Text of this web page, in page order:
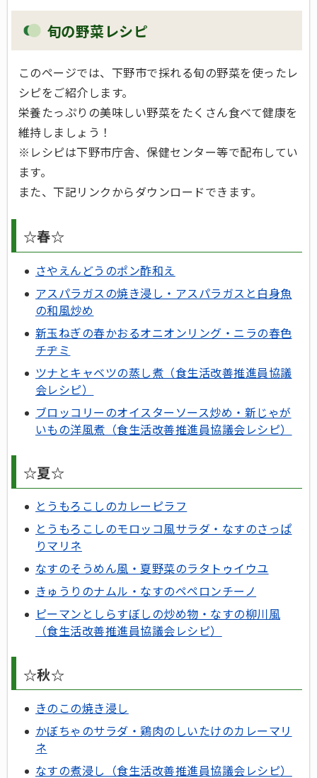
旬の野菜レシピ
このページでは、下野市で採れる旬の野菜を使ったレ
シピをご紹介します。
栄養たっぷりの美味しい野菜をたくさん食べて健康を
維持しましょう！
※レシピは下野市庁舎、保健センター等で配布してい
ます。
また、下記リンクからダウンロードできます。
☆春☆
さやえんどうのポン酢和え
アスパラガスの焼き浸し・アスパラガスと白身魚
の和風炒め
新玉ねぎの春かおるオニオンリング・ニラの春色
チヂミ
ツナとキャベツの蒸し煮（食生活改善推進員協議
会レシピ）
ブロッコリーのオイスターソース炒め・新じゃが
いもの洋風煮（食生活改善推進員協議会レシピ）
☆夏☆
とうもろこしのカレーピラフ
とうもろこしのモロッコ風サラダ・なすのさっぱ
りマリネ
なすのそうめん風・夏野菜のラタトゥイウユ
きゅうりのナムル・なすのペペロンチーノ
ピーマンとしらすぼしの炒め物・なすの柳川風
（食生活改善推進員協議会レシピ）
☆秋☆
きのこの焼き浸し
かぼちゃのサラダ・鶏肉のしいたけのカレーマリ
ネ
なすの煮浸し （食生活改善推進員協議会レシピ）